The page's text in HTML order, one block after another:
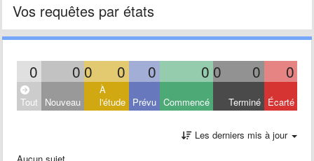
Vos requêtes par états
0 0 0 0 0 0 0 0 0
Tout Nouveau
À
l'étude Prévu Commencé Terminé Écarté
Les derniers mis à jour